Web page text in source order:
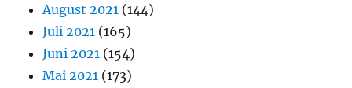
August 2021 (144)
Juli 2021 (165)
Juni 2021 (154)
Mai 2021 (173)